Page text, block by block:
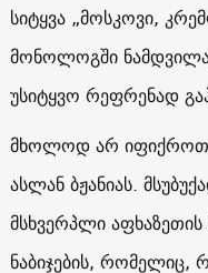
სიტყვა „მოსკოვი,
მონოლოგში
უსიტყვო რეფრენად
მხოლოდ არ იფიქროთ,
ასლან ბჟანიას.
მსხვერპლი
ნაბიჯების, რომელიც,